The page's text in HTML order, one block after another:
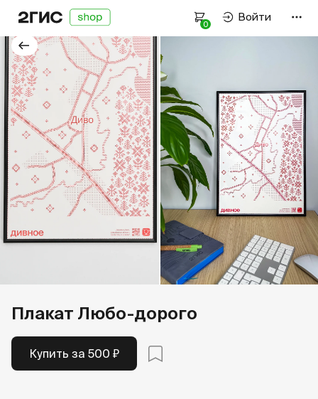
0
Войти
Оплата и доставка
Как подобрать размер
Политика конфиденциальности
Пользовательское соглашение
Связаться с нами
Работаем пн–пт — 9:00–18:00нск
+7 923 107-61-59
Плакат Любо-дорого
Купить за 500 ₽